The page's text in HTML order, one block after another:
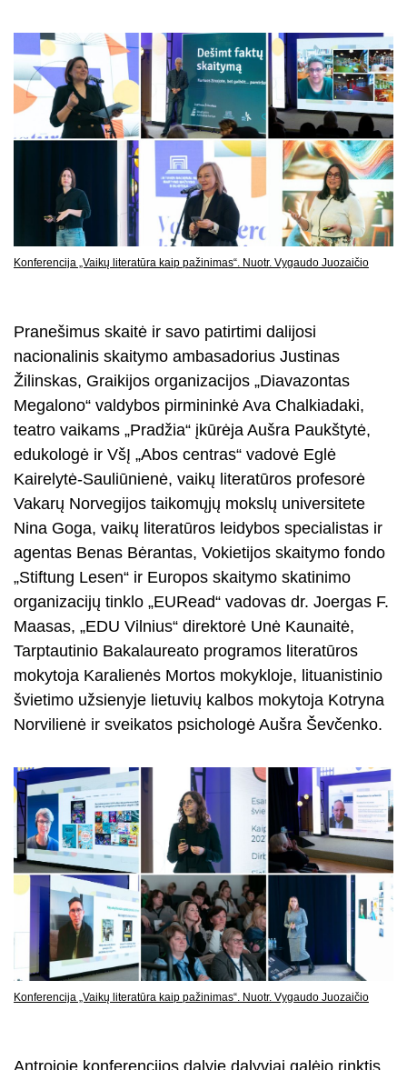
Konferencija „Vaikų literatūra kaip pažinimas“. Nuotr. Vygaudo Juozaičio
Pranešimus skaitė ir savo patirtimi dalijosi
nacionalinis skaitymo ambasadorius Justinas
Žilinskas, Graikijos organizacijos „Diavazontas
Megalono“ valdybos pirmininkė Ava Chalkiadaki,
teatro vaikams „Pradžia“ įkūrėja Aušra Paukštytė,
edukologė ir VšĮ „Abos centras“ vadovė Eglė
Kairelytė-Sauliūnienė, vaikų literatūros profesorė
Vakarų Norvegijos taikomųjų mokslų universitete
Nina Goga, vaikų literatūros leidybos specialistas ir
agentas Benas Bėrantas, Vokietijos skaitymo fondo
„Stiftung Lesen“ ir Europos skaitymo skatinimo
organizacijų tinklo „EURead“ vadovas dr. Joergas F.
Maasas, „EDU Vilnius“ direktorė Unė Kaunaitė,
Tarptautinio Bakalaureato programos literatūros
mokytoja Karalienės Mortos mokykloje, lituanistinio
švietimo užsienyje lietuvių kalbos mokytoja Kotryna
Norvilienė ir sveikatos psichologė Aušra Ševčenko.
Konferencija „Vaikų literatūra kaip pažinimas“. Nuotr. Vygaudo Juozaičio